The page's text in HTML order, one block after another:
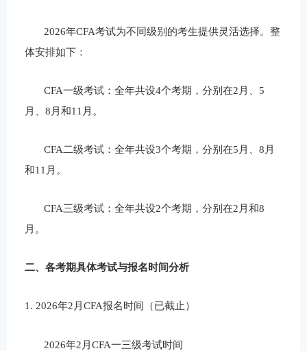
2026年CFA考试为不同级别的考生提供灵活选择。整
体安排如下：
CFA一级考试：全年共设4个考期，分别在2 月、 5
月、8 月和11 月。
CFA二级考试：全年共设3个考期，分别在5 月、8 月
和11 月。
CFA三级考试：全年共设2个考期，分别在2月和8
月。
二、各考期具体考试与报名时间分析
1.2026年2月CFA报名时间（已截止）
2026年2 月CFA一三级考试时间